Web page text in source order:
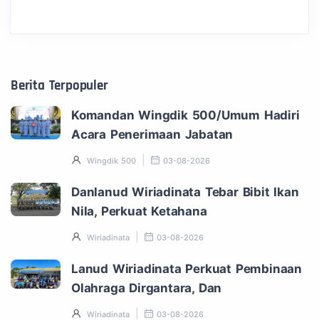
Berita Terpopuler
Komandan Wingdik 500/Umum Hadiri
Acara Penerimaan Jabatan
Wingdik 500 03-08-2026
Danlanud Wiriadinata Tebar Bibit Ikan
Nila, Perkuat Ketahana
Wiriadinata 03-08-2026
Lanud Wiriadinata Perkuat Pembinaan
Olahraga Dirgantara, Dan
Wiriadinata 03-08-2026